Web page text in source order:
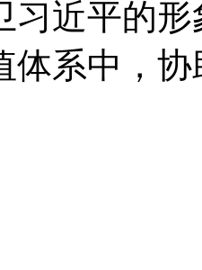
习近平的
体系中，